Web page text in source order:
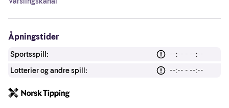
Åpningstider
Sportsspill:
--:-- - --:--
Lotterier og andre spill:
--:-- - --:--